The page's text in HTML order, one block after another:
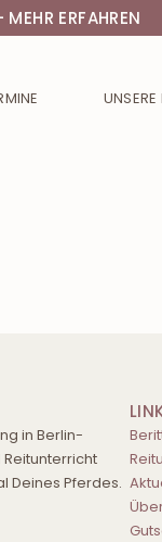
ERFAHREN
UNSERE
in Berlin-
Deines Pferdes.